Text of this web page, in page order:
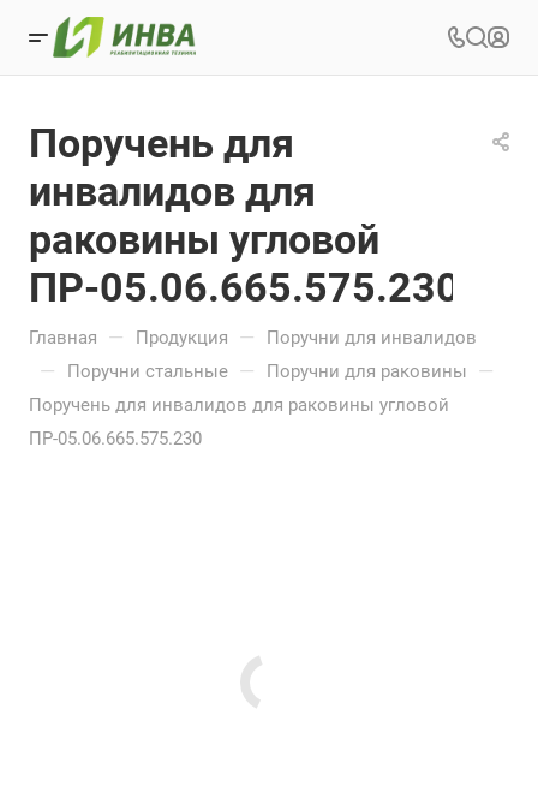
Поручень для
инвалидов для
раковины угловой
ПР-05.06.665.575.230
Главная — Продукция — Поручни для инвалидов
— Поручни стальные — Поручни для раковины —
Поручень для инвалидов для раковины угловой
ПР-05.06.665.575.230